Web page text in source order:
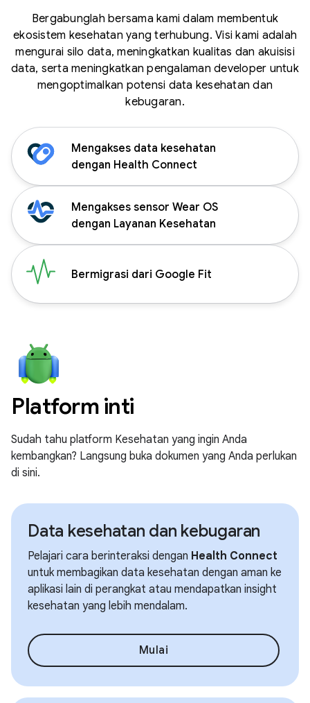
Bergabunglah bersama kami dalam membentuk
ekosistem kesehatan yang terhubung. Visi kami adalah
mengurai silo data, meningkatkan kualitas dan akuisisi
data, serta meningkatkan pengalaman developer untuk
mengoptimalkan potensi data kesehatan dan
kebugaran.
Mengakses data kesehatan
dengan Health Connect
Mengakses sensor Wear OS
dengan Layanan Kesehatan
Bermigrasi dari Google Fit
Platform inti
Sudah tahu platform Kesehatan yang ingin Anda
kembangkan? Langsung buka dokumen yang Anda perlukan
di sini.
Data kesehatan dan kebugaran
Pelajari cara berinteraksi dengan Health Connect
untuk membagikan data kesehatan dengan aman ke
aplikasi lain di perangkat atau mendapatkan insight
kesehatan yang lebih mendalam.
Mulai